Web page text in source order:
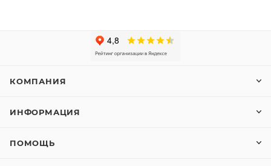
КОМПАНИЯ
ИНФОРМАЦИЯ
ПОМОЩЬ